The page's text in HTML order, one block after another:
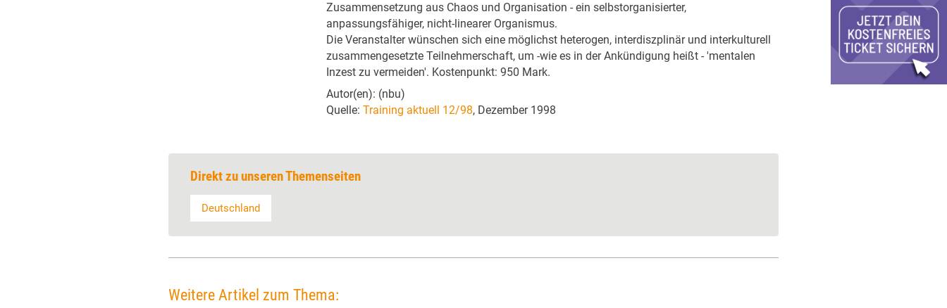
Zusammensetzung aus Chaos und Organisation - ein selbstorganisierter,
anpassungsfähiger, nicht-linearer Organismus.
Die Veranstalter wünschen sich eine möglichst heterogen, interdiszplinär und interkulturell
zusammengesetzte Teilnehmerschaft, um -wie es in der Ankündigung heißt - 'mentalen
Inzest zu vermeiden'. Kostenpunkt: 950 Mark.
Autor(en): (nbu)
Quelle: Training aktuell 12/98, Dezember 1998
Direkt zu unseren Themenseiten
Deutschland
Weitere Artikel zum Thema: